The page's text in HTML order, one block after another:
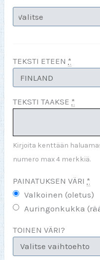
TEKSTI ETEEN *
TEKSTI TAAKSE *
Kirjoita kenttään
numero max 4 merkkiä.
PAINATUKSEN VÄRI *
Valkoinen (oletus)
Auringonkukka
TOINEN VÄRI?